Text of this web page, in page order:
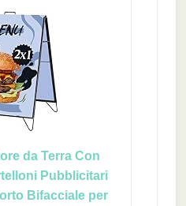
da Terra Con
Pubblicitari
Bifacciale per